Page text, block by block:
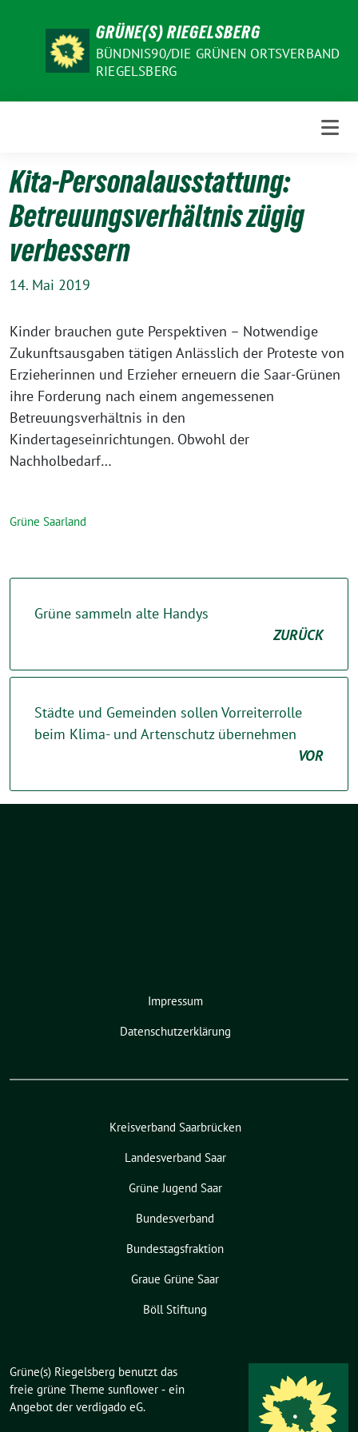
GRÜNE(S) RIEGELSBERG
BÜNDNIS90/DIE GRÜNEN ORTSVERBAND
RIEGELSBERG
Kita-Personalausstattung:
Betreuungsverhältnis zügig
verbessern
14. Mai 2019
Kinder brauchen gute Perspektiven – Notwendige
Zukunftsausgaben tätigen Anlässlich der Proteste von
Erzieherinnen und Erzieher erneuern die Saar-Grünen
ihre Forderung nach einem angemessenen
Betreuungsverhältnis in den
Kindertageseinrichtungen. Obwohl der
Nachholbedarf…
Grüne Saarland
Grüne sammeln alte Handys
ZURÜCK
Städte und Gemeinden sollen Vorreiterrolle
beim Klima- und Artenschutz übernehmen
VOR
Impressum
Datenschutzerklärung
Kreisverband Saarbrücken
Landesverband Saar
Grüne Jugend Saar
Bundesverband
Bundestagsfraktion
Graue Grüne Saar
Böll Stiftung
Grüne(s) Riegelsberg benutzt das
freie grüne Theme sunflower ‐ ein
Angebot der verdigado eG.